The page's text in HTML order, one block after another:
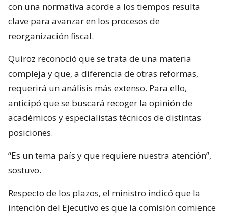
con una normativa acorde a los tiempos resulta
clave para avanzar en los procesos de
reorganización fiscal.
Quiroz reconoció que se trata de una materia
compleja y que, a diferencia de otras reformas,
requerirá un análisis más extenso. Para ello,
anticipó que se buscará recoger la opinión de
académicos y especialistas técnicos de distintas
posiciones.
“Es un tema país y que requiere nuestra atención”,
sostuvo.
Respecto de los plazos, el ministro indicó que la
intención del Ejecutivo es que la comisión comience